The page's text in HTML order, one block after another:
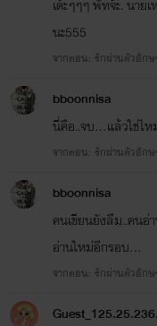
เด้ะๆๆๆ พัทจ้ะ. นาย
นะ555
จากตอน: รักผ่านตัวอักษ
bboonnisa
นี่คือ..จบ...แล้วใช่ไห
จากตอน: รักผ่านตัวอักษ
bboonnisa
คนเขียนยังลืม..คน
อ่านใหม่อีกรอบ...
จากตอน: รักผ่านตัวอักษ